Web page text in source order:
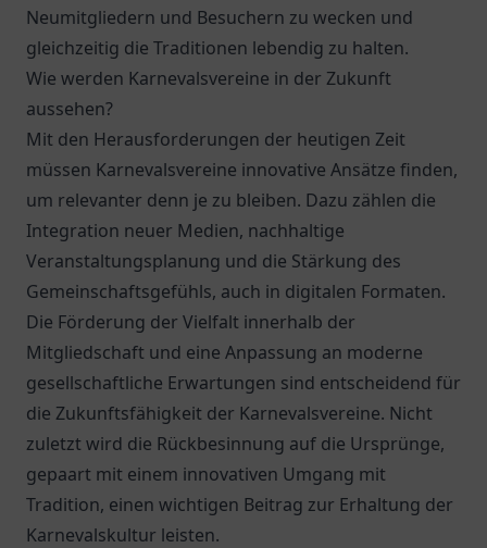
Neumitgliedern und Besuchern zu wecken und
gleichzeitig die Traditionen lebendig zu halten.
Wie werden Karnevalsvereine in der Zukunft
aussehen?
Mit den Herausforderungen der heutigen Zeit
müssen Karnevalsvereine innovative Ansätze finden,
um relevanter denn je zu bleiben. Dazu zählen die
Integration neuer Medien, nachhaltige
Veranstaltungsplanung und die Stärkung des
Gemeinschaftsgefühls, auch in digitalen Formaten.
Die Förderung der Vielfalt innerhalb der
Mitgliedschaft und eine Anpassung an moderne
gesellschaftliche Erwartungen sind entscheidend für
die Zukunftsfähigkeit der Karnevalsvereine. Nicht
zuletzt wird die Rückbesinnung auf die Ursprünge,
gepaart mit einem innovativen Umgang mit
Tradition, einen wichtigen Beitrag zur Erhaltung der
Karnevalskultur leisten.